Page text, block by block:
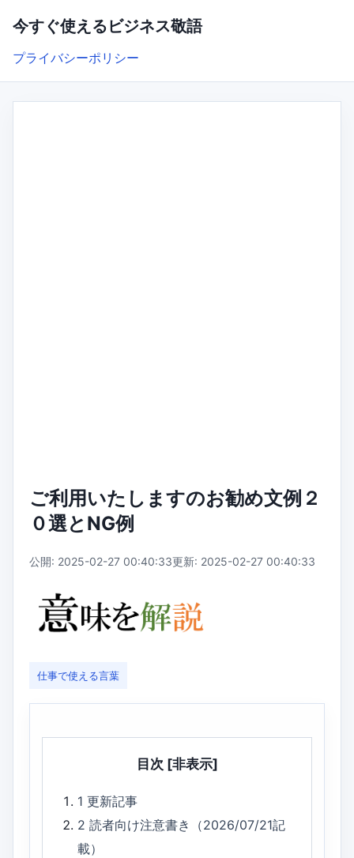
今すぐ使えるビジネス敬語
プライバシーポリシー
ご利用いたしますのお勧め文例２
０選とNG例
公開: 2025-02-27 00:40:33更新: 2025-02-27 00:40:33
仕事で使える言葉
目次 [非表示]
1更新記事
2読者向け注意書き（2026/07/21記
載）